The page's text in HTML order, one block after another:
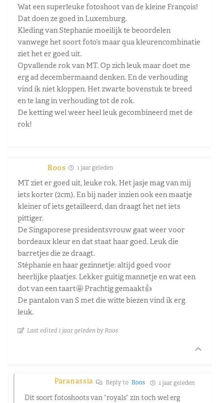
Wat een superleuke fotoshoot van de kleine François!
Dat doen ze goed in Luxemburg.
Kleding van Stephanie moeilijk te beoordelen
vanwege het soort foto’s maar qua kleurencombinatie
ziet het er goed uit.
Opvallende rok van MT. Op zich leuk maar doet me
erg ad decembermaand denken. En de verhouding
vind ik niet kloppen. Het zwarte bovenstuk te breed
en te lang in verhouding tot de rok.
De ketting wel weer heel leuk gecombineerd met de
rok!
Roos 1 jaar geleden
MT ziet er goed uit, leuke rok. Het jasje mag van mij
iets korter (2cm). En bij nader inzien ook een maatje
kleiner of iets getailleerd, dan draagt het net iets
pittiger.
De Singaporese presidentsvrouw gaat weer voor
bordeaux kleur en dat staat haar goed. Leuk die
barretjes die ze draagt.
Stéphanie en haar gezinnetje: altijd goed voor
heerlijke plaatjes. Lekker guitig mannetje en wat een
dot van een taart🤩 Prachtig gemaakt👍
De pantalon van S met die witte biezen vind ik erg
leuk.
Last edited 1 jaar geleden by Roos
Paranassia Reply to Roos 1 jaar geleden
Dit soort fotoshoots van “royals” zin toch wel erg